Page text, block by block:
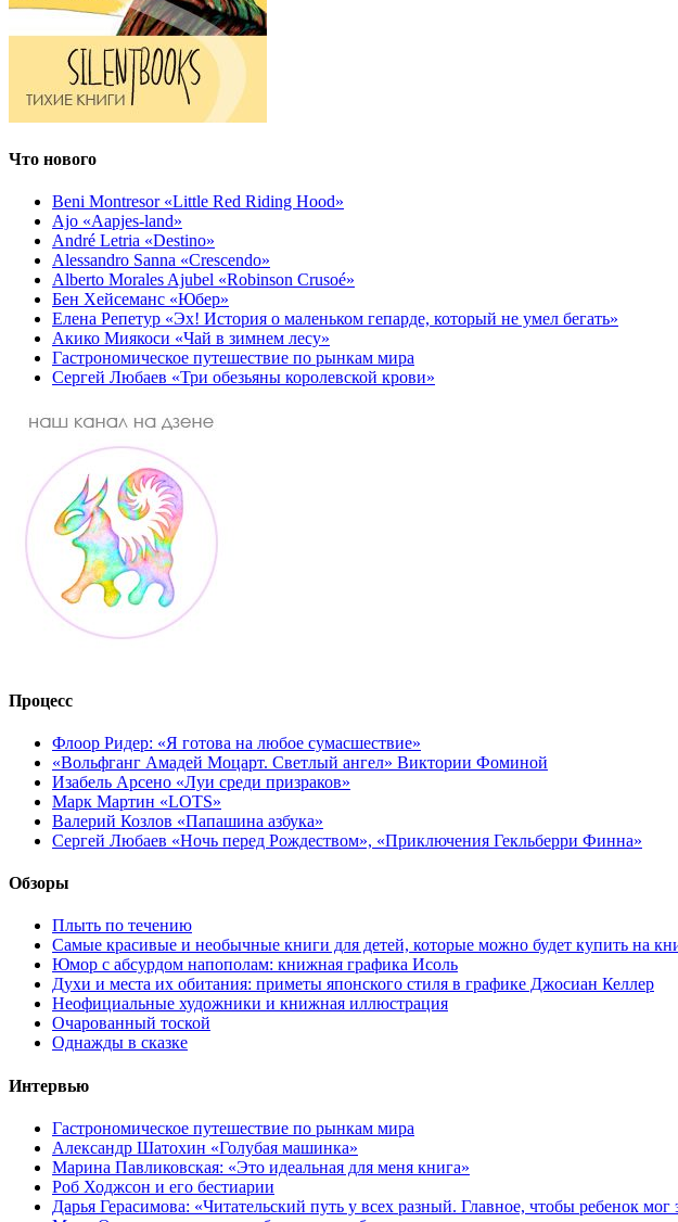
Что нового
Beni Montresor «Little Red Riding Hood»
Ajo «Aapjes-land»
André Letria «Destino»
Alessandro Sanna «Crescendo»
Alberto Morales Ajubel «Robinson Crusoé»
Бен Хейсеманс «Юбер»
Елена Репетур «Эх! История о маленьком гепарде, который не умел бегать»
Акико Миякоси «Чай в зимнем лесу»
Гастрономическое путешествие по рынкам мира
Сергей Любаев «Три обезьяны королевской крови»
Процесс
Флоор Ридер: «Я готова на любое сумасшествие»
«Вольфганг Амадей Моцарт. Светлый ангел» Виктории Фоминой
Изабель Арсено «Луи среди призраков»
Марк Мартин «LOTS»
Валерий Козлов «Папашина азбука»
Сергей Любаев «Ночь перед Рождеством», «Приключения Гекльберри Финна»
Обзоры
Плыть по течению
Самые красивые и необычные книги для детей, которые можно будет купить на
Юмор с абсурдом напополам: книжная графика Исоль
Духи и места их обитания: приметы японского стиля в графике Джосиан Келлер
Неофициальные художники и книжная иллюстрация
Очарованный тоской
Однажды в сказке
Интервью
Гастрономическое путешествие по рынкам мира
Александр Шатохин «Голубая машинка»
Марина Павликовская: «Это идеальная для меня книга»
Роб Ходжсон и его бестиарии
Дарья Герасимова: «Читательский путь у всех разный. Главное, чтобы ребенок мог